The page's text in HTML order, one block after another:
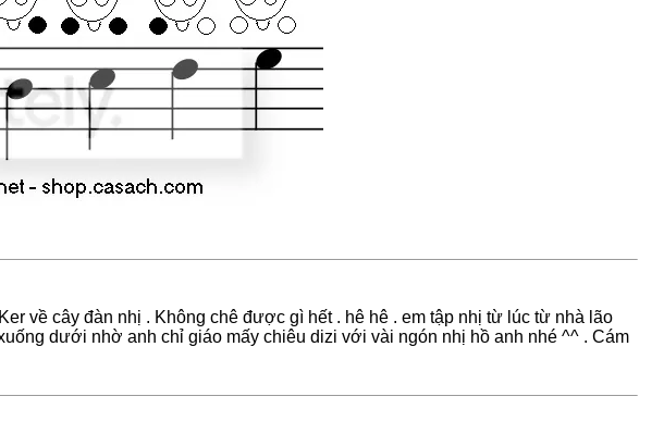
về cây đàn nhị . Không chê được gì hết . hê hê . em tập nhị từ lúc từ nhà lão
dưới nhờ anh chỉ giáo mấy chiêu dizi với vài ngón nhị hồ anh nhé ^^ . Cám